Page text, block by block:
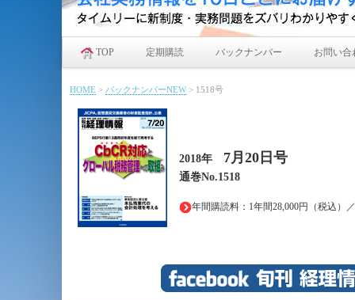
TOP 定期購読 バックナンバー お問い合
HOME > バックナンバーNEW> 1518号
2018年 7月20日 号
通巻No.1518
年間購読料：1年間28,000円（税込）